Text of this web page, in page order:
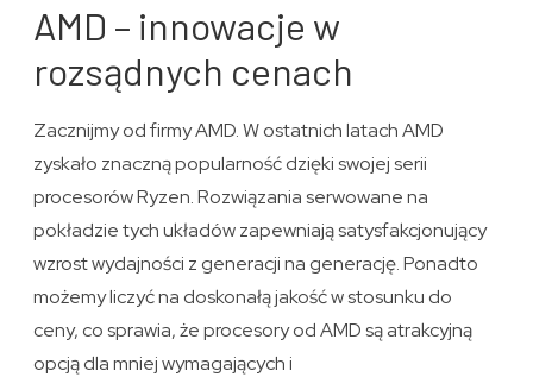
AMD – innowacje w
rozsądnych cenach
Zacznijmy od firmy AMD. W ostatnich latach AMD
zyskało znaczną popularność dzięki swojej serii
procesorów Ryzen. Rozwiązania serwowane na
pokładzie tych układów zapewniają satysfakcjonujący
wzrost wydajności z generacji na generację. Ponadto
możemy liczyć na doskonałą jakość w stosunku do
ceny, co sprawia, że procesory od AMD są atrakcyjną
opcją dla mniej wymagających i